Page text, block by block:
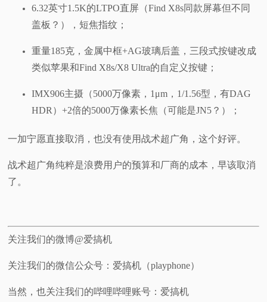
6.32英寸1.5K的LTPO直屏（Find X8s同款屏幕但不同
盖板？），短焦指纹；
重量185克，金属中框+AG玻璃后盖，三段式按键改成
类似苹果和Find X8s/X8 Ultra的自定义按键；
IMX906主摄（5000万像素，1μm，1/1.56型，有DAG
HDR）+2倍的5000万像素长焦（可能是JN5？）；
一加宁愿直接取消，也没有使用战术超广角，这个好评。
战术超广角纯粹是浪费用户的预算和厂商的成本，早该取消
了。
关注我们的微博@爱搞机
关注我们的微信公众号：爱搞机（playphone）
当然，也关注我们的哔哩哔哩账号：爱搞机